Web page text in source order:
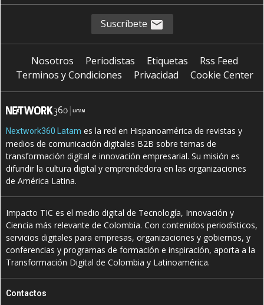
Suscríbete
Nosotros Periodistas Etiquetas
Rss Feed
Terminos y Condiciones
Privacidad Cookie Center
Nextwork360 Latam es la red en Hispanoamérica de revistas y
medios de comunicación digitales B2B sobre temas de
transformación digital e innovación empresarial. Su misión es
difundir la cultura digital y emprendedora en las organizaciones
de América Latina.
Impacto TIC es el medio digital de Tecnología, Innovación y
Ciencia más relevante de Colombia. Con contenidos periodísticos,
servicios digitales para empresas, organizaciones y gobiernos, y
conferencias y programas de formación e inspiración, aporta a la
Transformación Digital de Colombia y Latinoamérica.
Contactos